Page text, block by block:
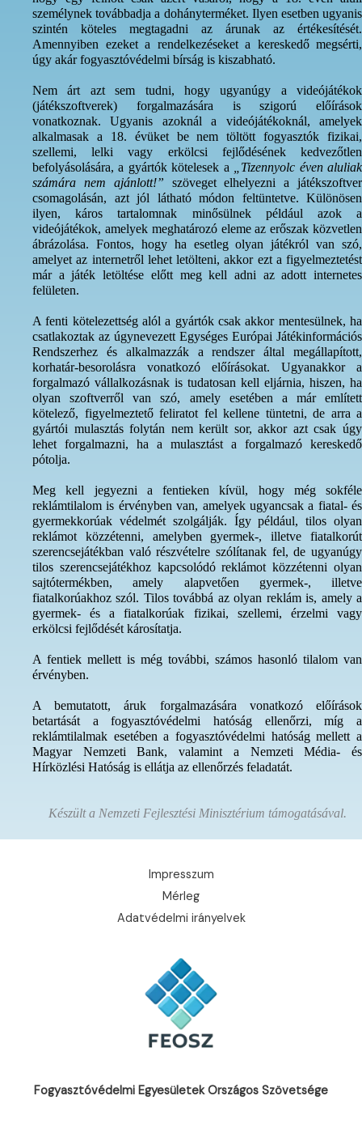
személynek továbbadja a dohányterméket. Ilyen esetben ugyanis
szintén köteles megtagadni az árunak az értékesítését.
Amennyiben ezeket a rendelkezéseket a kereskedő megsérti,
úgy akár fogyasztóvédelmi bírság is kiszabható.
Nem árt azt sem tudni, hogy ugyanúgy a videójátékok
(játékszoftverek) forgalmazására is szigorú előírások
vonatkoznak. Ugyanis azoknál a videójátékoknál, amelyek
alkalmasak a 18. évüket be nem töltött fogyasztók fizikai,
szellemi, lelki vagy erkölcsi fejlődésének kedvezőtlen
befolyásolására, a gyártók kötelesek a
„Tizennyolc éven aluliak
számára nem ajánlott!” szöveget elhelyezni a játékszoftver
csomagolásán, azt jól látható módon feltüntetve. Különösen
ilyen, káros tartalomnak minősülnek például azok a
videójátékok, amelyek meghatározó eleme az erőszak közvetlen
ábrázolása. Fontos, hogy ha esetleg olyan játékról van szó,
amelyet az internetről lehet letölteni, akkor ezt a figyelmeztetést
már a játék letöltése előtt meg kell adni az adott internetes
felületen.
A fenti kötelezettség alól a gyártók csak akkor mentesülnek, ha
csatlakoztak az úgynevezett Egységes Európai Játékinformációs
Rendszerhez és alkalmazzák a rendszer által megállapított,
korhatár-besorolásra vonatkozó előírásokat. Ugyanakkor a
forgalmazó vállalkozásnak is tudatosan kell eljárnia, hiszen, ha
olyan szoftverről van szó, amely esetében a már említett
kötelező, figyelmeztető feliratot fel kellene tüntetni, de arra a
gyártói mulasztás folytán nem került sor, akkor azt csak úgy
lehet forgalmazni, ha a mulasztást a forgalmazó kereskedő
pótolja.
Meg kell jegyezni a fentieken kívül, hogy még sokféle
reklámtilalom is érvényben van, amelyek ugyancsak a fiatal- és
gyermekkorúak védelmét szolgálják. Így például, tilos olyan
reklámot közzétenni, amelyben gyermek-, illetve fiatalkorút
szerencsejátékban való részvételre szólítanak fel, de ugyanúgy
tilos szerencsejátékhoz kapcsolódó reklámot közzétenni olyan
sajtótermékben, amely alapvetően gyermek-, illetve
fiatalkorúakhoz szól. Tilos továbbá az olyan reklám is, amely a
gyermek- és a fiatalkorúak fizikai, szellemi, érzelmi vagy
erkölcsi fejlődését károsítatja.
A fentiek mellett is még további, számos hasonló tilalom van
érvényben.
A bemutatott, áruk forgalmazására vonatkozó előírások
betartását a fogyasztóvédelmi hatóság ellenőrzi, míg a
reklámtilalmak esetében a fogyasztóvédelmi hatóság mellett a
Magyar Nemzeti Bank, valamint a Nemzeti Média- és
Hírközlési Hatóság is ellátja az ellenőrzés feladatát.
Készült a Nemzeti Fejlesztési Minisztérium támogatásával.
Impresszum
Mérleg
Adatvédelmi irányelvek
Fogyasztóvédelmi Egyesületek Országos Szövetsége